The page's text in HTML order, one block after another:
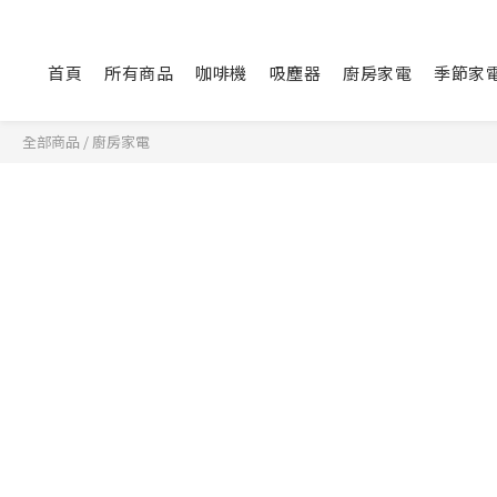
首頁 所有商品 咖啡機 吸塵器 廚房家電 季節家
全部商品 / 廚房家電